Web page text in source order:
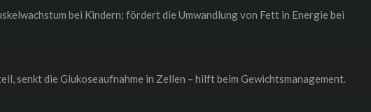
bei Kindern; fördert die Umwandlung von Fett in Energie bei
senkt die Glukoseaufnahme in Zellen – hilft beim Gewichtsmanagement.